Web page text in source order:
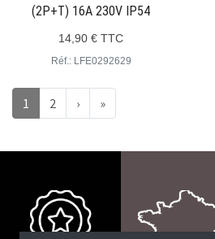
(2P+T) 16A 230V IP54
14,90 € TTC
Réf.: LFE0292629
1 2 › »